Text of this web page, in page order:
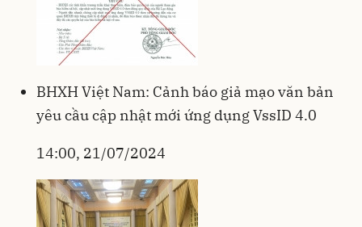
BHXH Việt Nam: Cảnh báo giả mạo văn bản
yêu cầu cập nhật mới ứng dụng VssID 4.0
14:00, 21/07/2024